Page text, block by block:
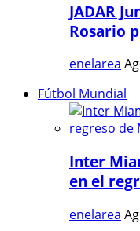
JADAR
Rosario
enelarea
Fútbol Mundial
Inter
en el
enelarea